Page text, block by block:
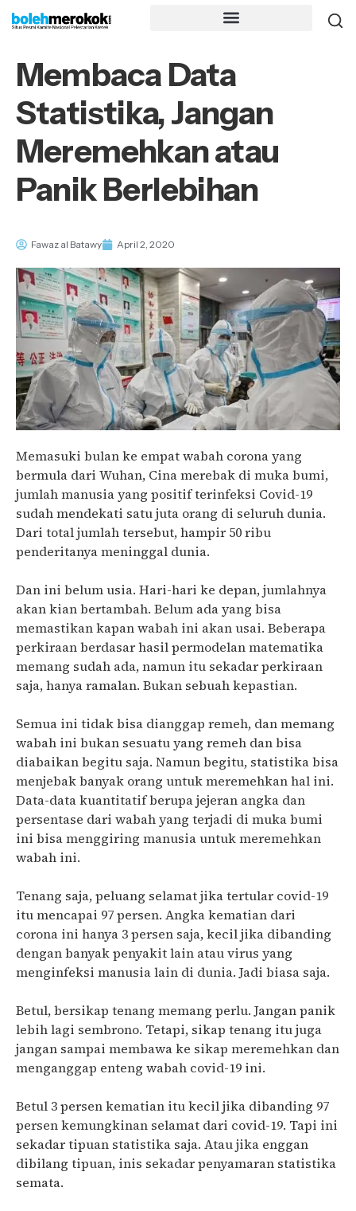
Membaca Data
Statistika, Jangan
Meremehkan atau
Panik Berlebihan
Fawaz al Batawy April 2, 2020
Memasuki bulan ke empat wabah corona yang
bermula dari Wuhan, Cina merebak di muka bumi,
jumlah manusia yang positif terinfeksi Covid-19
sudah mendekati satu juta orang di seluruh dunia.
Dari total jumlah tersebut, hampir 50 ribu
penderitanya meninggal dunia.
Dan ini belum usia. Hari-hari ke depan, jumlahnya
akan kian bertambah. Belum ada yang bisa
memastikan kapan wabah ini akan usai. Beberapa
perkiraan berdasar hasil permodelan matematika
memang sudah ada, namun itu sekadar perkiraan
saja, hanya ramalan. Bukan sebuah kepastian.
Semua ini tidak bisa dianggap remeh, dan memang
wabah ini bukan sesuatu yang remeh dan bisa
diabaikan begitu saja. Namun begitu, statistika bisa
menjebak banyak orang untuk meremehkan hal ini.
Data-data kuantitatif berupa jejeran angka dan
persentase dari wabah yang terjadi di muka bumi
ini bisa menggiring manusia untuk meremehkan
wabah ini.
Tenang saja, peluang selamat jika tertular covid-19
itu mencapai 97 persen. Angka kematian dari
corona ini hanya 3 persen saja, kecil jika dibanding
dengan banyak penyakit lain atau virus yang
menginfeksi manusia lain di dunia. Jadi biasa saja.
Betul, bersikap tenang memang perlu. Jangan panik
lebih lagi sembrono. Tetapi, sikap tenang itu juga
jangan sampai membawa ke sikap meremehkan dan
menganggap enteng wabah covid-19 ini.
Betul 3 persen kematian itu kecil jika dibanding 97
persen kemungkinan selamat dari covid-19. Tapi ini
sekadar tipuan statistika saja. Atau jika enggan
dibilang tipuan, inis sekadar penyamaran statistika
semata.